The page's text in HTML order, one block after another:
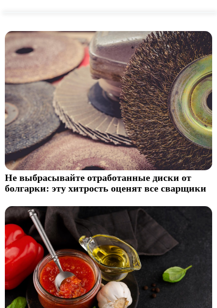
Не выбрасывайте отработанные диски от
болгарки: эту хитрость оценят все сварщики